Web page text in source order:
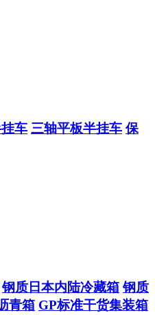
车 三轴平板半挂车 保
钢质日本内陆冷藏箱 钢质
青箱 GP标准干货集装箱